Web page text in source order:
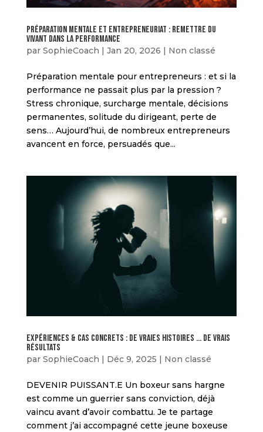
Préparation mentale et entrepreneuriat : remettre du
vivant dans la performance
par SophieCoach Jan 20, 2026 Non classé
Préparation mentale pour entrepreneurs : et si la
performance ne passait plus par la pression ?
Stress chronique, surcharge mentale, décisions
permanentes, solitude du dirigeant, perte de
sens… Aujourd’hui, de nombreux entrepreneurs
avancent en force, persuadés que...
EXPÉRIENCES & CAS CONCRETS : DE VRAIES HISTOIRES … DE VRAIS
RÉSULTATS
par SophieCoach Déc 9, 2025 Non classé
DEVENIR PUISSANT.E Un boxeur sans hargne
est comme un guerrier sans conviction, déjà
vaincu avant d’avoir combattu. Je te partage
comment j’ai accompagné cette jeune boxeuse